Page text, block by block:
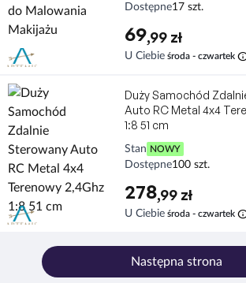
Dostępne17 szt.
69,99 zł
U Ciebie środa - czwartek
Duży Samochód
Auto RC Metal 4x4
1:8 51 cm
Stan NOWY
Dostępne100 szt.
278,99 zł
U Ciebie środa - czwartek
Następna strona